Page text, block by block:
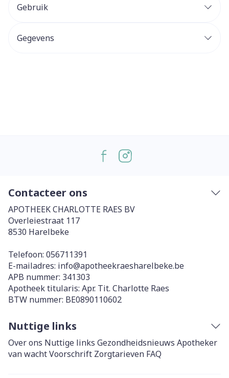
Gebruik
Gegevens
Contacteer ons
APOTHEEK CHARLOTTE RAES BV
Overleiestraat 117
8530 Harelbeke
Telefoon: 056711391
E-mailadres: info@apotheekraesharelbeke.be
APB nummer: 341303
Apotheek titularis: Apr. Tit. Charlotte Raes
BTW nummer: BE0890110602
Nuttige links
Over ons Nuttige links Gezondheidsnieuws Apotheker
van wachtVoorschrift Zorgtarieven FAQ